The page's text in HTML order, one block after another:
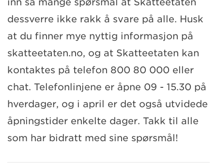
dessverre ikke rakk å svare på alle. Husk
at du finner mye nyttig informasjon på
skatteetaten.no, og at Skatteetaten kan
kontaktes på telefon 800 80 000 eller
chat. Telefonlinjene er åpne 09 - 15.30 på
hverdager, og i april er det også utvidede
åpningstider enkelte dager. Takk til alle
som har bidratt med sine spørsmål!